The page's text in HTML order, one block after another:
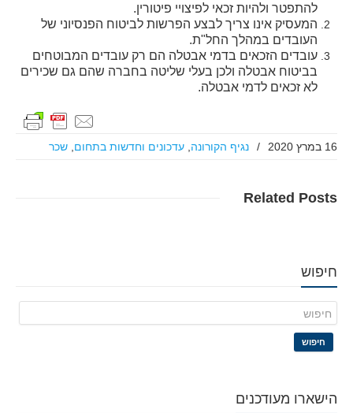
להתפטר ולהיות זכאי לפיצויי פיטורין.
המעסיק אינו צריך לבצע הפרשות לביטוח הפנסיוני של
העובדים במהלך החל"ת.
עובדים הזכאים בדמי אבטלה הם רק עובדים המבוטחים
בביטוח אבטלה ולכן בעלי שליטה בחברה שהם גם שכירים
לא זכאים לדמי אבטלה.
16 במרץ 2020 / נגיף הקורונה עדכונים וחדשות בתחום שכר
Related Posts
חיפוש
חיפוש
הישארו מעודכנים